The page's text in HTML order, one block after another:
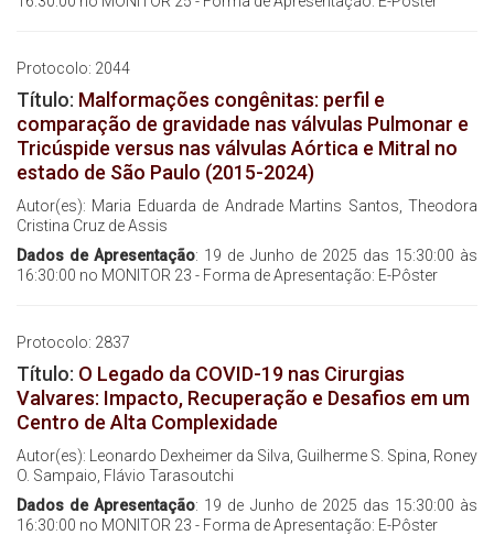
Protocolo: 2044
Título: Malformações congênitas: perfil e
comparação de gravidade nas válvulas Pulmonar e
Tricúspide versus nas válvulas Aórtica e Mitral no
estado de São Paulo (2015-2024)
Autor(es): Maria Eduarda de Andrade Martins Santos, Theodora
Cristina Cruz de Assis
Dados de Apresentação: 19 de Junho de 2025 das 15:30:00 às
16:30:00 no MONITOR 23 - Forma de Apresentação: E-Pôster
Protocolo: 2837
Título: O Legado da COVID-19 nas Cirurgias
Valvares: Impacto, Recuperação e Desafios em um
Centro de Alta Complexidade
Autor(es): Leonardo Dexheimer da Silva, Guilherme S. Spina, Roney
O. Sampaio, Flávio Tarasoutchi
Dados de Apresentação: 19 de Junho de 2025 das 15:30:00 às
16:30:00 no MONITOR 23 - Forma de Apresentação: E-Pôster